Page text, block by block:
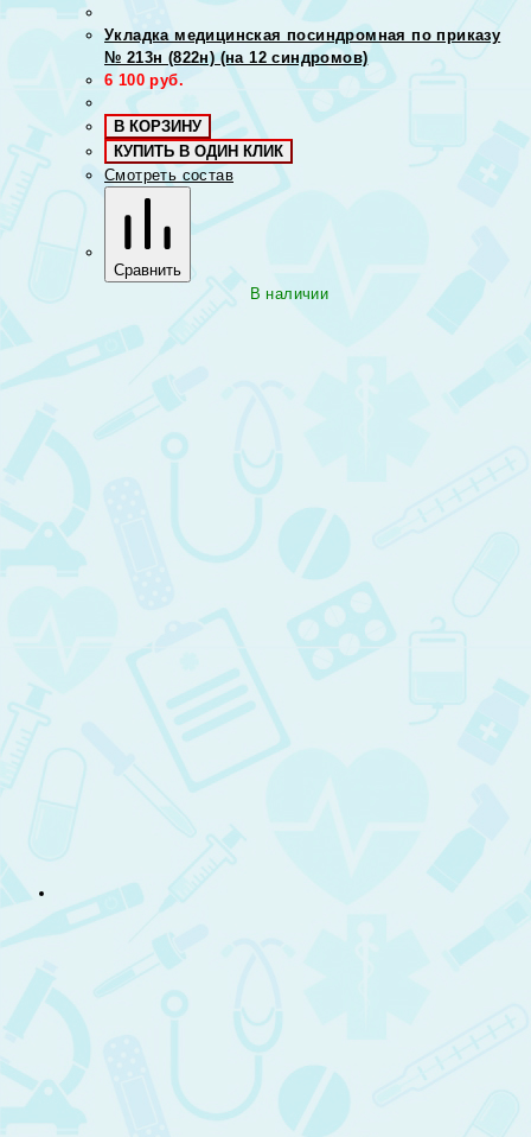
Укладка медицинская посиндромная по приказу
№ 213н (822н) (на 12 синдромов)
6 100 руб.
В КОРЗИНУ
КУПИТЬ В ОДИН КЛИК
Смотреть состав
Сравнить
В наличии